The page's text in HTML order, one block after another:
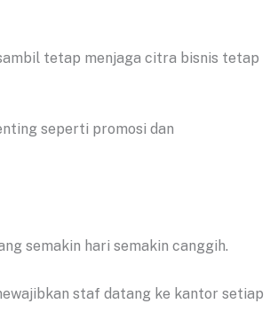
tetap menjaga citra bisnis tetap
seperti promosi dan
semakin hari semakin canggih.
staf datang ke kantor setiap